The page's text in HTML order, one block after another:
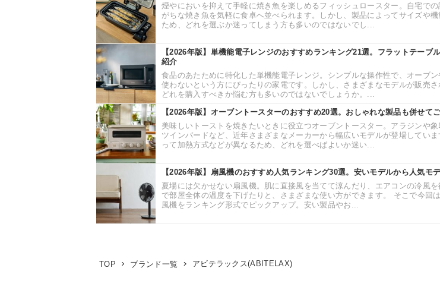
煙やにおいを抑えて手軽に焼き魚を楽しめるフィッシュロースター。自宅で
がちな焼き魚を気軽に食卓へ並べられます。しかし、製品によってサイズや
ため、どれを選ぶか迷ってしまう方も多いのではないでし...
【2026年版】単機能電子レンジのおすすめランキング21選。フラットテーブ
紹介
食品のあたために特化した単機能電子レンジ。シンプルな操作性で、オーブ
使わないという方にぴったりの家電です。しかし、さまざまなモデルが販売さ
どれを購入すべきか悩む方も多いのではないでしょうか。...
【2026年版】オーブントースターのおすすめ20選。おしゃれな製品も併せて
美味しいトーストを焼きたいときに役立つオーブントースター。アラジンや象
ツインバードなど、近年さまざまなメーカーから幅広いモデルが登場していま
って加熱方式などが異なるため、どれを選べばよいか迷い...
【2026年版】扇風機のおすすめ人気ランキング30選。安いモデルから人気モ
夏場には欠かせない扇風機。肌に直接風を当てて涼んだり、エアコンの冷風を
で部屋全体の温度を下げたりと、さまざまな使い方ができます。 そこで今回
風機をランキング形式でピックアップ。安い製品やお...
TOP ブランド一覧 アビテラックス(ABITELAX)